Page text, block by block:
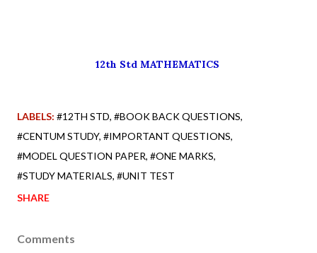
12th Std MATHEMATICS
LABELS: #12TH STD #BOOK BACK QUESTIONS
#CENTUM STUDY #IMPORTANT QUESTIONS
#MODEL QUESTION PAPER #ONE MARKS
#STUDY MATERIALS #UNIT TEST
SHARE
Comments